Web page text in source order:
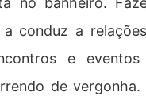
e ao sexo que estão
pode ser a relação
a conduz a
e
de vergonha.